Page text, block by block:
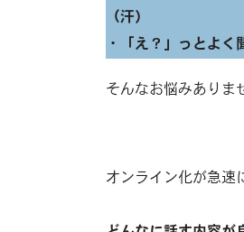
（汗）
・「え？」っとよく
そんなお悩みあり
オンライン化が急